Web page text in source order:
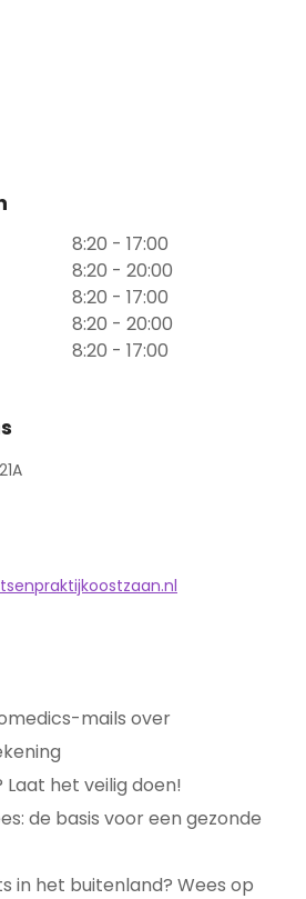
8:20 - 17:00
8:20 - 20:00
8:20 - 17:00
8:20 - 20:00
8:20 - 17:00
mails over
Laat het veilig doen!
de basis voor een gezonde
in het buitenland? Wees op